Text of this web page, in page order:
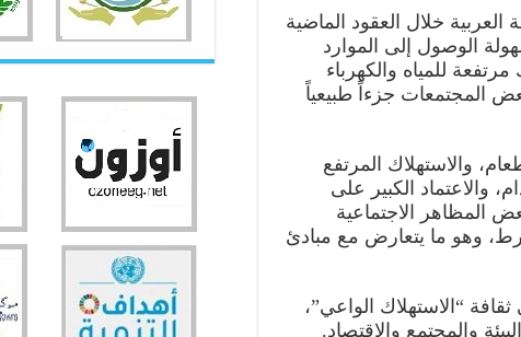
خلال العقود الماضية
الوصول إلى الموارد
للمياه والكهرباء
المجتمعات جزءاً طبيعياً
والاستهلاك المرتفع
والاعتماد الكبير على
المظاهر الاجتماعية
وهو ما يتعارض مع مبادئ
“الاستهلاك الواعي”،
والمجتمع والاقتصاد.